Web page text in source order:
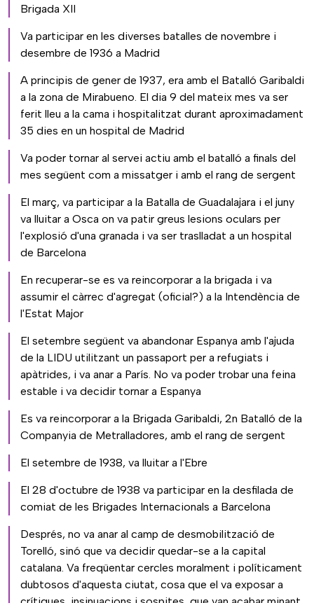
Brigada XII
Va participar en les diverses batalles de novembre i
desembre de 1936 a Madrid
A principis de gener de 1937, era amb el Batalló Garibaldi
a la zona de Mirabueno. El dia 9 del mateix mes va ser
ferit lleu a la cama i hospitalitzat durant aproximadament
35 dies en un hospital de Madrid
Va poder tornar al servei actiu amb el batalló a finals del
mes següent com a missatger i amb el rang de sergent
El març, va participar a la Batalla de Guadalajara i el juny
va lluitar a Osca on va patir greus lesions oculars per
l'explosió d'una granada i va ser traslladat a un hospital
de Barcelona
En recuperar-se es va reincorporar a la brigada i va
assumir el càrrec d'agregat (oficial?) a la Intendència de
l'Estat Major
El setembre següent va abandonar Espanya amb l'ajuda
de la LIDU utilitzant un passaport per a refugiats i
apàtrides, i va anar a París. No va poder trobar una feina
estable i va decidir tornar a Espanya
Es va reincorporar a la Brigada Garibaldi, 2n Batalló de la
Companyia de Metralladores, amb el rang de sergent
El setembre de 1938, va lluitar a l'Ebre
El 28 d'octubre de 1938 va participar en la desfilada de
comiat de les Brigades Internacionals a Barcelona
Després, no va anar al camp de desmobilització de
Torelló, sinó que va decidir quedar-se a la capital
catalana. Va freqüentar cercles moralment i políticament
dubtosos d'aquesta ciutat, cosa que el va exposar a